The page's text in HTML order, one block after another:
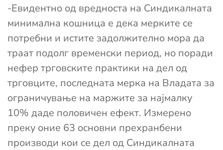
-Евидентно од вредноста на Синдикалната
минимална кошница е дека мерките се
потребни и истите задолжително мора да
траат подолг временски период, но поради
нефер трговските практики на дел од
трговците, последната мерка на Владата за
ограничување на маржите за најмалку
10% даде половичен ефект. Измерено
преку оние 63 основни прехранбени
производи кои се дел од Синдикалната